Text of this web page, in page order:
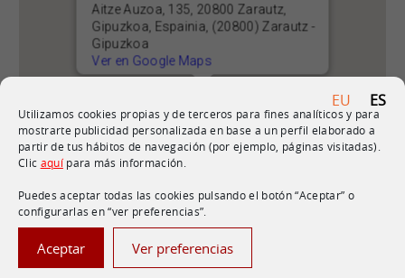
EU ES
Utilizamos cookies propias y de terceros para fines analíticos y para
mostrarte publicidad personalizada en base a un perfil elaborado a
partir de tus hábitos de navegación (por ejemplo, páginas visitadas).
Clic aquípara más información.
Puedes aceptar todas las cookies pulsando el botón “Aceptar” o
configurarlas en “ver preferencias”.
Aceptar Ver preferencias
Aitze Auzoa, 135, 20800 Zarautz,
Gipuzkoa, Espainia, (20800) Zarautz -
Gipuzkoa
Ver en Google Maps
Datos de contacto
Sociedad: